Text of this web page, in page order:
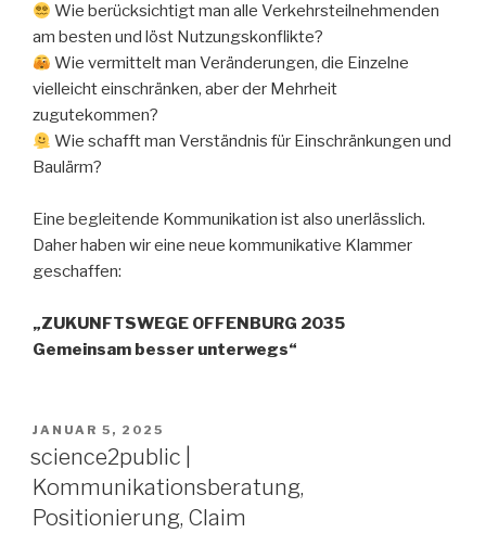
Wie berücksichtigt man alle Verkehrsteilnehmenden
am besten und löst Nutzungskonflikte?
Wie vermittelt man Veränderungen, die Einzelne
vielleicht einschränken, aber der Mehrheit
zugutekommen?
Wie schafft man Verständnis für Einschränkungen und
Baulärm?
Eine begleitende Kommunikation ist also unerlässlich.
Daher haben wir eine neue kommunikative Klammer
geschaffen:
„ZUKUNFTSWEGE OFFENBURG 2035
Gemeinsam besser unterwegs“
VERÖFFENTLICHT
AM
JANUAR 5, 2025
science2public |
Kommunikationsberatung,
Positionierung, Claim